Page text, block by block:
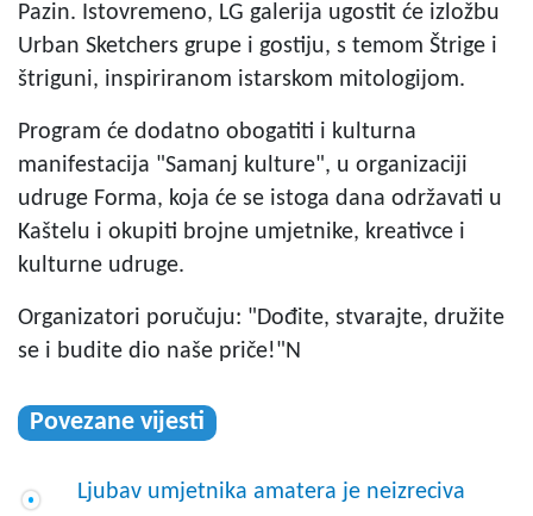
Pazin. Istovremeno, LG galerija ugostit će izložbu
Urban Sketchers grupe i gostiju, s temom Štrige i
štriguni, inspiriranom istarskom mitologijom.
Program će dodatno obogatiti i kulturna
manifestacija "Samanj kulture", u organizaciji
udruge Forma, koja će se istoga dana održavati u
Kaštelu i okupiti brojne umjetnike, kreativce i
kulturne udruge.
Organizatori poručuju: "Dođite, stvarajte, družite
se i budite dio naše priče!"N
Povezane vijesti
Ljubav umjetnika amatera je neizreciva